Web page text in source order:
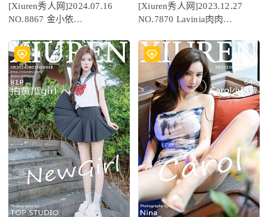
[Xiuren秀人网]2024.07.16
NO.8867 金小依
[Xiuren秀人网]2023.12.27
NO.7870 Lavinia肉肉